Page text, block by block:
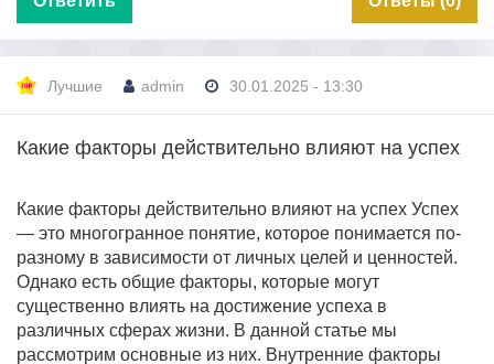
Лучшие admin 30.01.2025 - 13:30
Какие факторы действительно влияют на успех
Какие факторы действительно влияют на успех Успех
— это многогранное понятие, которое понимается по-
разному в зависимости от личных целей и ценностей.
Однако есть общие факторы, которые могут
существенно влиять на достижение успеха в
различных сферах жизни. В данной статье мы
рассмотрим основные из них. Внутренние факторы